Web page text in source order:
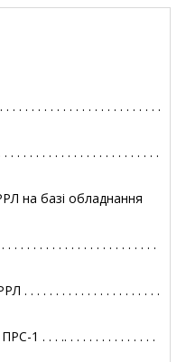
. . . . . . . . . . . . . . . . . . . . . . .
. . . . . . . . . . . . . . . . . . . . . . . .
на базі обладнання
. . . . . . . . . . . . . . . . . . . . . . .
. . . . . . . . . . . . . . . . . . . . . .
1 . . . .. . . . . . . . . . . . . . .